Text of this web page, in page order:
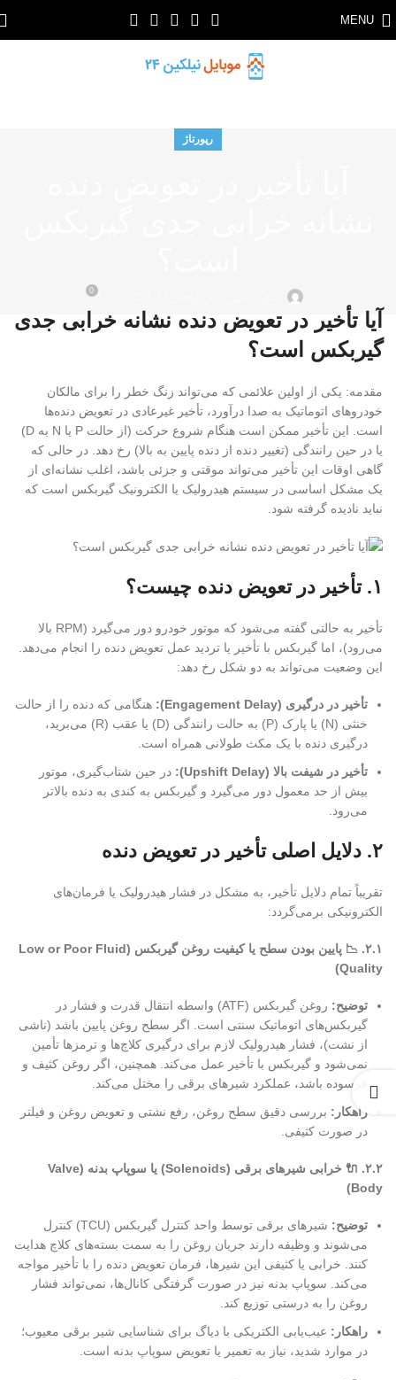
MENU
رپورتاژ
0
آیا تأخیر در تعویض دنده نشانه خرابی جدی
گیربکس است؟
مقدمه: یکی از اولین علائمی که می‌تواند زنگ خطر را برای مالکان
خودروهای اتوماتیک به صدا درآورد، تأخیر غیرعادی در تعویض دنده‌ها
است. این تأخیر ممکن است هنگام شروع حرکت (از حالت P یا N به D)
یا در حین رانندگی (تغییر دنده از دنده پایین به بالا) رخ دهد. در حالی که
گاهی اوقات این تأخیر می‌تواند موقتی و جزئی باشد، اغلب نشانه‌ای از
یک مشکل اساسی در سیستم هیدرولیک یا الکترونیک گیربکس است که
نباید نادیده گرفته شود.
۱. تأخیر در تعویض دنده چیست؟
تأخیر به حالتی گفته می‌شود که موتور خودرو دور می‌گیرد (RPM بالا
می‌رود)، اما گیربکس با تأخیر یا تردید عمل تعویض دنده را انجام می‌دهد.
این وضعیت می‌تواند به دو شکل رخ دهد:
تأخیر در درگیری (Engagement Delay):
هنگامی که دنده را از حالت
خنثی (N) یا پارک (P) به حالت رانندگی (D) یا عقب (R) می‌برید،
درگیری دنده با یک مکث طولانی همراه است.
تأخیر در شیفت بالا (Upshift Delay):
در حین شتاب‌گیری، موتور
بیش از حد معمول دور می‌گیرد و گیربکس به کندی به دنده بالاتر
می‌رود.
۲. دلایل اصلی تأخیر در تعویض دنده
تقریباً تمام دلایل تأخیر، به مشکل در فشار هیدرولیک یا فرمان‌های
الکترونیکی برمی‌گردد:
۲.۱.
📉
پایین بودن سطح یا کیفیت روغن گیربکس (Low or Poor Fluid
Quality)
توضیح:
روغن گیربکس (ATF) واسطه انتقال قدرت و فشار در
گیربکس‌های اتوماتیک سنتی است. اگر سطح روغن پایین باشد (ناشی
از نشت)، فشار هیدرولیک لازم برای درگیری کلاچ‌ها و ترمزها تأمین
نمی‌شود و گیربکس با تأخیر عمل می‌کند. همچنین، اگر روغن کثیف و
فرسوده باشد، عملکرد شیرهای برقی را مختل می‌کند.
راهکار : بررسی دقیق سطح روغن، رفع نشتی و تعویض روغن و فیلتر
در صورت کثیفی.
۲.۲.
🔌
خرابی شیرهای برقی (Solenoids) یا سوپاپ بدنه (Valve
Body)
توضیح:
شیرهای برقی توسط واحد کنترل گیربکس (TCU) کنترل
می‌شوند و وظیفه دارند جریان روغن را به سمت بسته‌های کلاچ هدایت
کنند. خرابی یا کثیفی این شیرها، فرمان تعویض دنده را با تأخیر مواجه
می‌کند. سوپاپ بدنه نیز در صورت گرفتگی کانال‌ها، نمی‌تواند فشار
روغن را به درستی توزیع کند.
راهکار : عیب‌یابی الکتریکی با دیاگ برای شناسایی شیر برقی معیوب؛
در موارد شدید، نیاز به تعمیر یا تعویض سوپاپ بدنه است.